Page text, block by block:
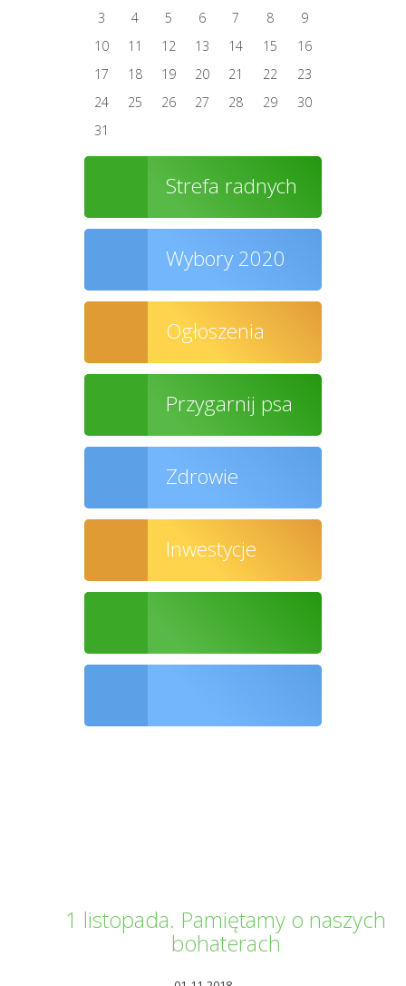
3
4 5 6 7 8
9
10
11 12 13 14 15
16
17
18 19 20 21 22
23
24
25 26 27 28 29
30
31
Strefa radnych
Wybory 2020
Ogłoszenia
Przygarnij psa
Zdrowie
Inwestycje
1 listopada. Pamiętamy o naszych
bohaterach